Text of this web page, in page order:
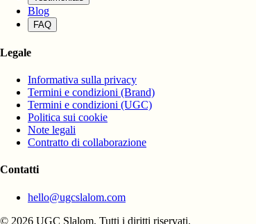
Blog
FAQ
Legale
Informativa sulla privacy
Termini e condizioni (Brand)
Termini e condizioni (UGC)
Politica sui cookie
Note legali
Contratto di collaborazione
Contatti
hello@ugcslalom.com
© 2026 UGC Slalom. Tutti i diritti riservati.